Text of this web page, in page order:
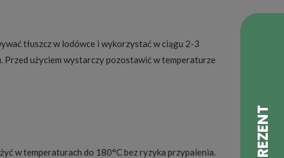
tłuszcz w lodówce i wykorzystać w ciągu 2-3
Przed użyciem wystarczy pozostawić w temperaturze
w temperaturach do 180°C bez ryzyka przypalenia.